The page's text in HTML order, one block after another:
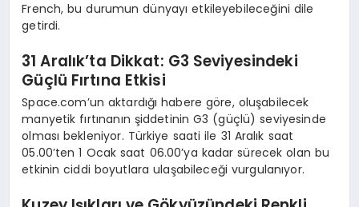
French, bu durumun dünyayı etkileyebileceğini dile
getirdi.
31 Aralık’ta Dikkat: G3 Seviyesindeki
Güçlü Fırtına Etkisi
Space.com’un aktardığı habere göre, oluşabilecek
manyetik fırtınanın şiddetinin G3 (güçlü) seviyesinde
olması bekleniyor. Türkiye saati ile 31 Aralık saat
05.00’ten 1 Ocak saat 06.00’ya kadar sürecek olan bu
etkinin ciddi boyutlara ulaşabileceği vurgulanıyor.